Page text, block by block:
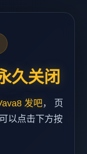
久关闭
发吧， 页
以点击下方按